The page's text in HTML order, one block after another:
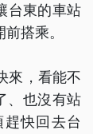
台東的車站
搭乘。
來，看能不
、也沒有站
快回去台